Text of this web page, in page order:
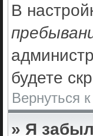
В
будете
Вернуться
» Я